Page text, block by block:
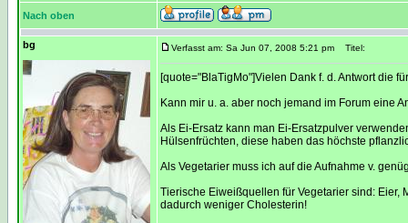
Nach oben
bg Verfasst am: Sa Jun 07, 2008 5:21 pm Titel:
[quote="BlaTigMo"]Vielen Dank f. d. Antwort die
Kann mir u. a. aber noch jemand im Forum eine
Als Ei-Ersatz kann man Ei-Ersatzpulver
Hülsenfrüchten, diese haben das höchste
Als Vegetarier muss ich auf die Aufnahme v.
Tierische Eiweißquellen für Vegetarier sind: Eier,
dadurch weniger Cholesterin!